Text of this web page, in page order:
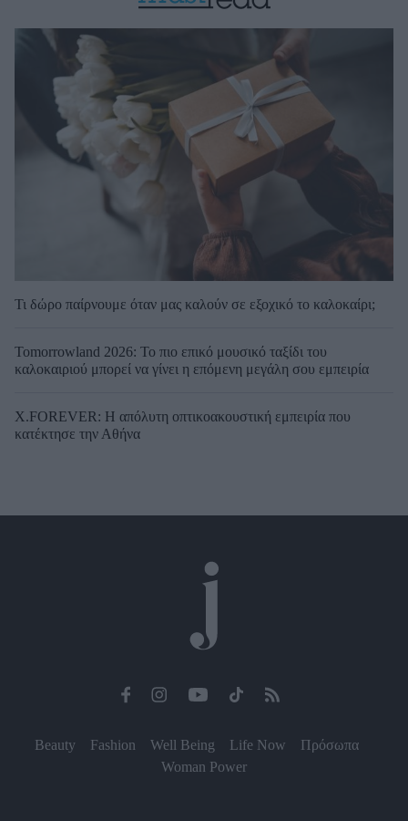
Τι δώρο παίρνουμε όταν μας καλούν σε εξοχικό το καλοκαίρι;
Tomorrowland 2026: Το πιο επικό μουσικό ταξίδι του
καλοκαιριού μπορεί να γίνει η επόμενη μεγάλη σου εμπειρία
X.FOREVER: Η απόλυτη οπτικοακουστική εμπειρία που
κατέκτησε την Αθήνα
Beauty Fashion Well Being Life Now
Πρόσωπα
Woman Power